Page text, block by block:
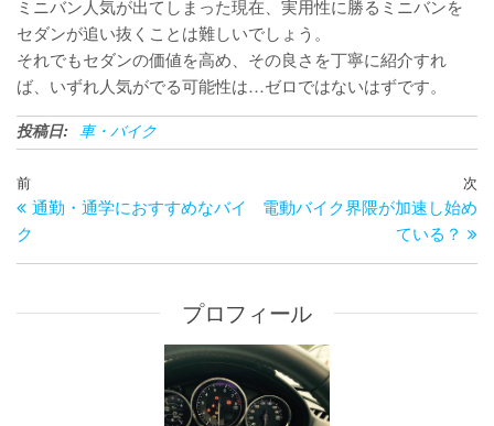
ミニバン人気が出てしまった現在、実用性に勝るミニバンを
セダンが追い抜くことは難しいでしょう。
それでもセダンの価値を高め、その良さを丁寧に紹介すれ
ば、いずれ人気がでる可能性は…ゼロではないはずです。
投稿日: 車・バイク
投
稿
ナ
ビ
ー
過
去
の
投
前
通勤・通学におすすめなバイ
ク
稿
次
電動バイク界隈が加速し始め
ている？
プロフィール